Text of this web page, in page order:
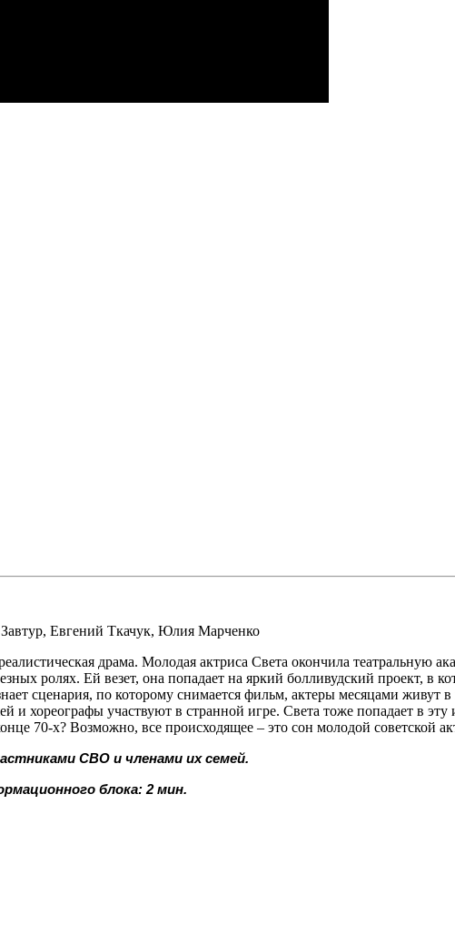
, Евгений Ткачук, Юлия Марченко
драма. Молодая актриса Света окончила театральную
ролях. Ей везет, она попадает на яркий болливудский проект,
сценария, по которому снимается фильм, актеры месяцами
хореографы участвуют в странной игре. Света тоже попадает в
70-х? Возможно, все происходящее – это сон молодой советской
СВО и членами их семей.
блока: 2 мин.